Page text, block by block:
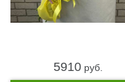
5910pуб.